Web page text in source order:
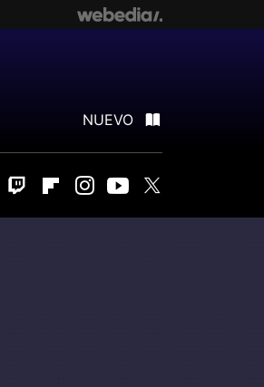
NUEVO
Twitch FlipboardInstagram
Youtube